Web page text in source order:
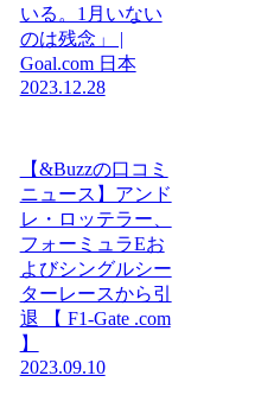
いる。1月いない
のは残念」 |
Goal.com 日本
2023.12.28
【&Buzzの口コミ
ニュース】アンド
レ・ロッテラー、
フォーミュラEお
よびシングルシー
ターレースから引
退 【 F1-Gate .com
】
2023.09.10